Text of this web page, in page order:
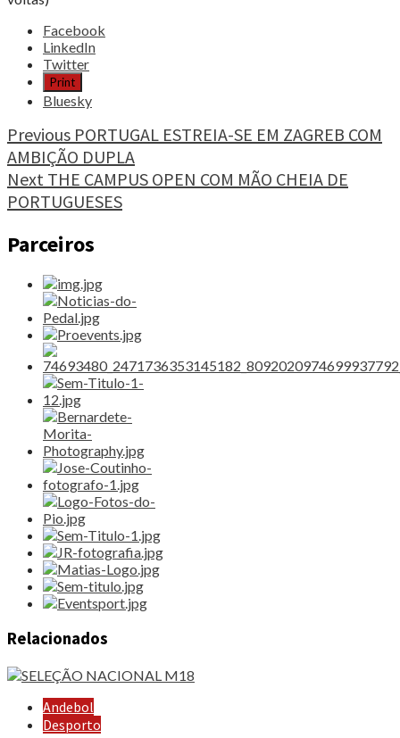
Share
post
"LUÍS
XAVIER
ESTREIA-
SE
COM
SINAIS
POSITIVOS"
Facebook
LinkedIn
Twitter
Print
Bluesky
Continue
Reading
Previous PORTUGAL ESTREIA-SE EM ZAGREB COM
AMBIÇÃO DUPLA
Next THE CAMPUS OPEN COM MÃO CHEIA DE
PORTUGUESES
Parceiros
Relacionados
Andebol
Desporto